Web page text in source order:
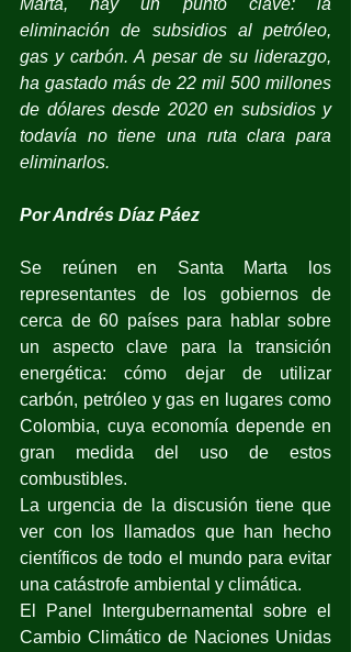
eliminación de subsidios al petróleo,
gas y carbón. A pesar de su liderazgo,
ha gastado más de 22 mil 500 millones
de dólares desde 2020 en subsidios y
todavía no tiene una ruta clara para
eliminarlos.
Por Andrés Díaz Páez
Se reúnen en Santa Marta los
representantes de los gobiernos de
cerca de 60 países para hablar sobre
un aspecto clave para la transición
energética: cómo dejar de utilizar
carbón, petróleo y gas en lugares como
Colombia, cuya economía depende en
gran medida del uso de estos
combustibles.
La urgencia de la discusión tiene que
ver con los llamados que han hecho
científicos de todo el mundo para evitar
una catástrofe ambiental y climática.
El Panel Intergubernamental sobre el
Cambio Climático de Naciones Unidas